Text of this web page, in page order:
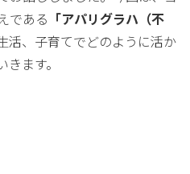
である 「アパリグラハ（不
活、子育てでどのように活か
ます。